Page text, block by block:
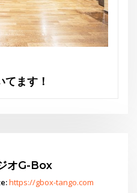
オG-Box
https://gbox-tango.com